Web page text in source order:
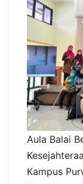
Aula Balai
Kampus